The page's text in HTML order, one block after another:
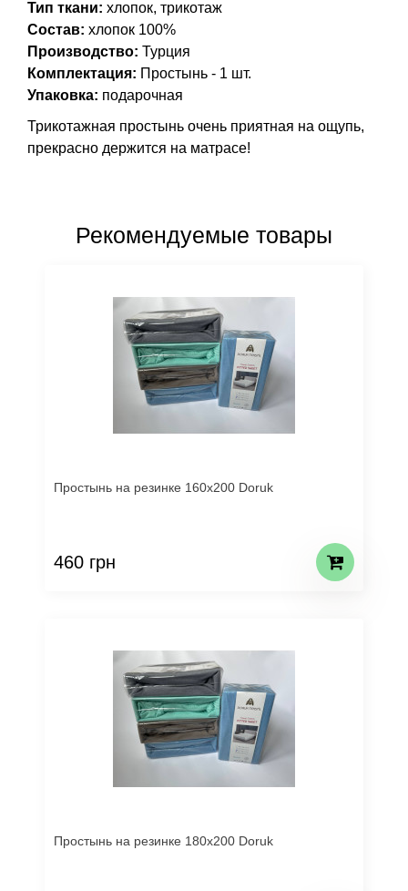
Тип ткани: хлопок, трикотаж
Состав: хлопок 100%
Производство: Турция
Комплектация: Простынь - 1 шт.
Упаковка: подарочная
Трикотажная простынь очень приятная на ощупь,
прекрасно держится на матрасе!
Рекомендуемые товары
Простынь на резинке 160х200 Doruk
460 грн
Простынь на резинке 180х200 Doruk